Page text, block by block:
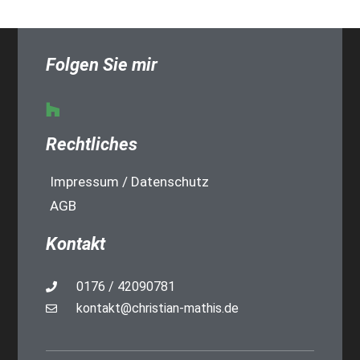
Folgen Sie mir
Rechtliches
Impressum / Datenschutz
AGB
Kontakt
0176 / 42090781
kontakt@christian-mathis.de